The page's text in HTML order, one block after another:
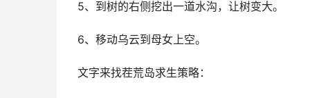
5、到树的右侧挖出一道水沟，让树变大。
6、移动乌云到母女上空。
文字来找茬荒岛求生策略：